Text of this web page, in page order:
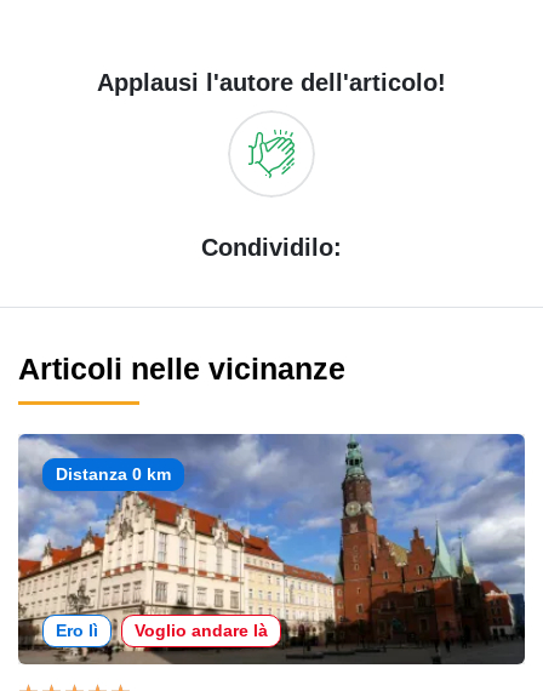
Applausi l'autore dell'articolo!
Condividilo:
Articoli nelle vicinanze
Distanza 0 km
Ero lì Voglio andare là